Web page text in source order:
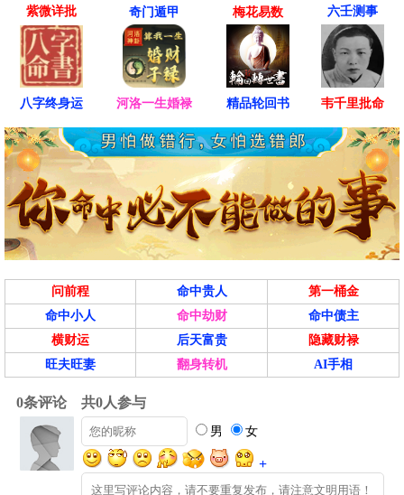
紫微详批 奇门遁甲 梅花易数 六壬测事
八字终身运 河洛一生婚禄 精品轮回书 韦千里批命
问前程 命中贵人
第一桶金
命中小人
命中劫财
命中债主
横财运
后天富贵
隐藏财禄
旺夫旺妻
翻身转机 AI手相